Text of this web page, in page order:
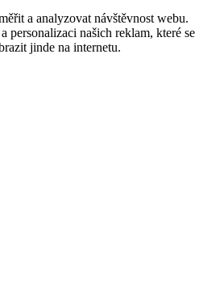
a analyzovat návštěvnost webu.
personalizaci našich reklam, které se
jinde na internetu.